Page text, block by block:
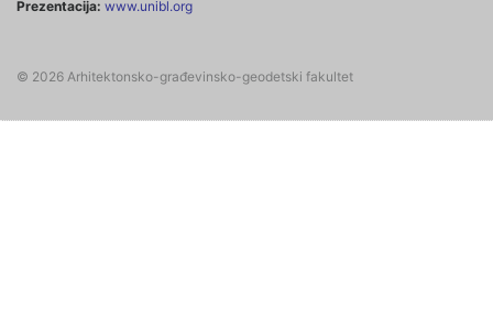
Prezentacija: www.unibl.org
© 2026 Arhitektonsko-građevinsko-geodetski fakultet